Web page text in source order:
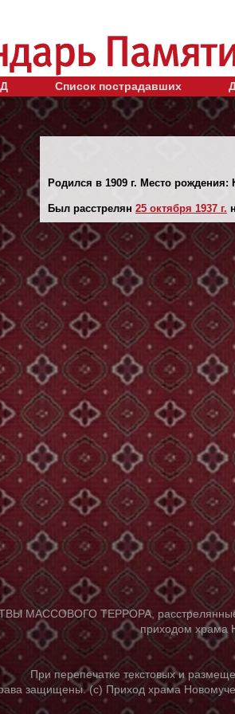
Список пострадавших
Родился в 1909 г. Место
Был расстрелян 25 октября 1937 г.
МАССОВОГО ТЕРРОРА, расстрелянные
приходом храма
При перепечатке текстовых и
защищены. (с) Приход храма